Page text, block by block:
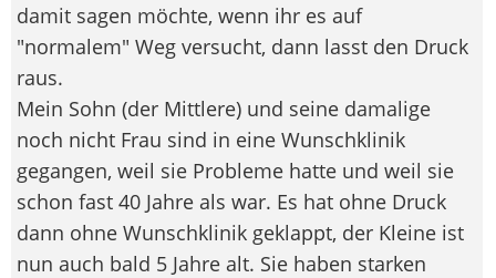
damit sagen möchte, wenn ihr es auf
"normalem" Weg versucht, dann lasst den Druck
raus.
Mein Sohn (der Mittlere) und seine damalige
noch nicht Frau sind in eine Wunschklinik
gegangen, weil sie Probleme hatte und weil sie
schon fast 40 Jahre als war. Es hat ohne Druck
dann ohne Wunschklinik geklappt, der Kleine ist
nun auch bald 5 Jahre alt. Sie haben starken